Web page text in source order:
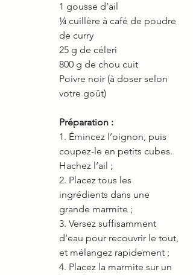
1 gousse d’ail
¼ cuillère à café de poudre
de curry
25 g de céleri
800 g de chou cuit
Poivre noir (à doser selon
votre goût)
Préparation :
1. Émincez l’oignon, puis
coupez-le en petits cubes.
Hachez l’ail ;
2. Placez tous les
ingrédients dans une
grande marmite ;
3. Versez suffisamment
d’eau pour recouvrir le tout,
et mélangez rapidement ;
4. Placez la marmite sur un